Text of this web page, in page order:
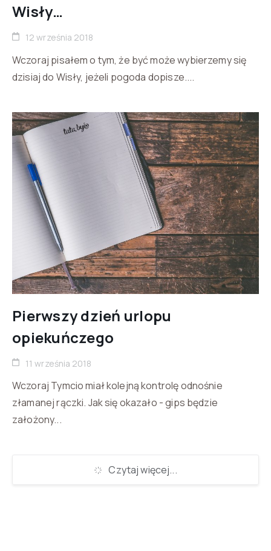
Wisły…
12 września 2018
Wczoraj pisałem o tym, że być może wybierzemy się
dzisiaj do Wisły, jeżeli pogoda dopisze....
Pierwszy dzień urlopu
opiekuńczego
11 września 2018
Wczoraj Tymcio miał kolejną kontrolę odnośnie
złamanej rączki. Jak się okazało - gips będzie
założony...
Czytaj więcej...